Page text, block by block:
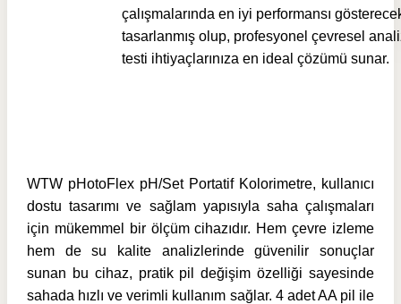
çalışmalarında en iyi performansı
tasarlanmış olup, profesyonel çevresel
testi ihtiyaçlarınıza en ideal çözümü sunar.
WTW pHotoFlex pH/Set Portatif Kolorimetre, kullanıcı
dostu tasarımı ve sağlam yapısıyla saha çalışmaları
için mükemmel bir ölçüm cihazıdır. Hem çevre izleme
hem de su kalite analizlerinde güvenilir sonuçlar
sunan bu cihaz, pratik pil değişim özelliği sayesinde
sahada hızlı ve verimli kullanım sağlar. 4 adet AA pil ile